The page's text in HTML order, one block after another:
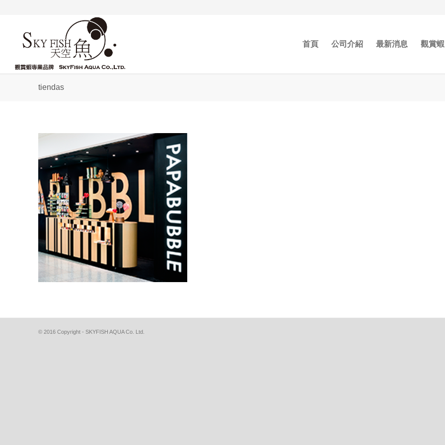
首頁 公司介紹 最新消息 觀賞蝦
tiendas
© 2016 Copyright - SKYFISH AQUA Co. Ltd.